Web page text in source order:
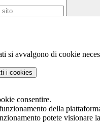
si avvalgono di cookie
i cookies
consentire.
della
potete visionare la